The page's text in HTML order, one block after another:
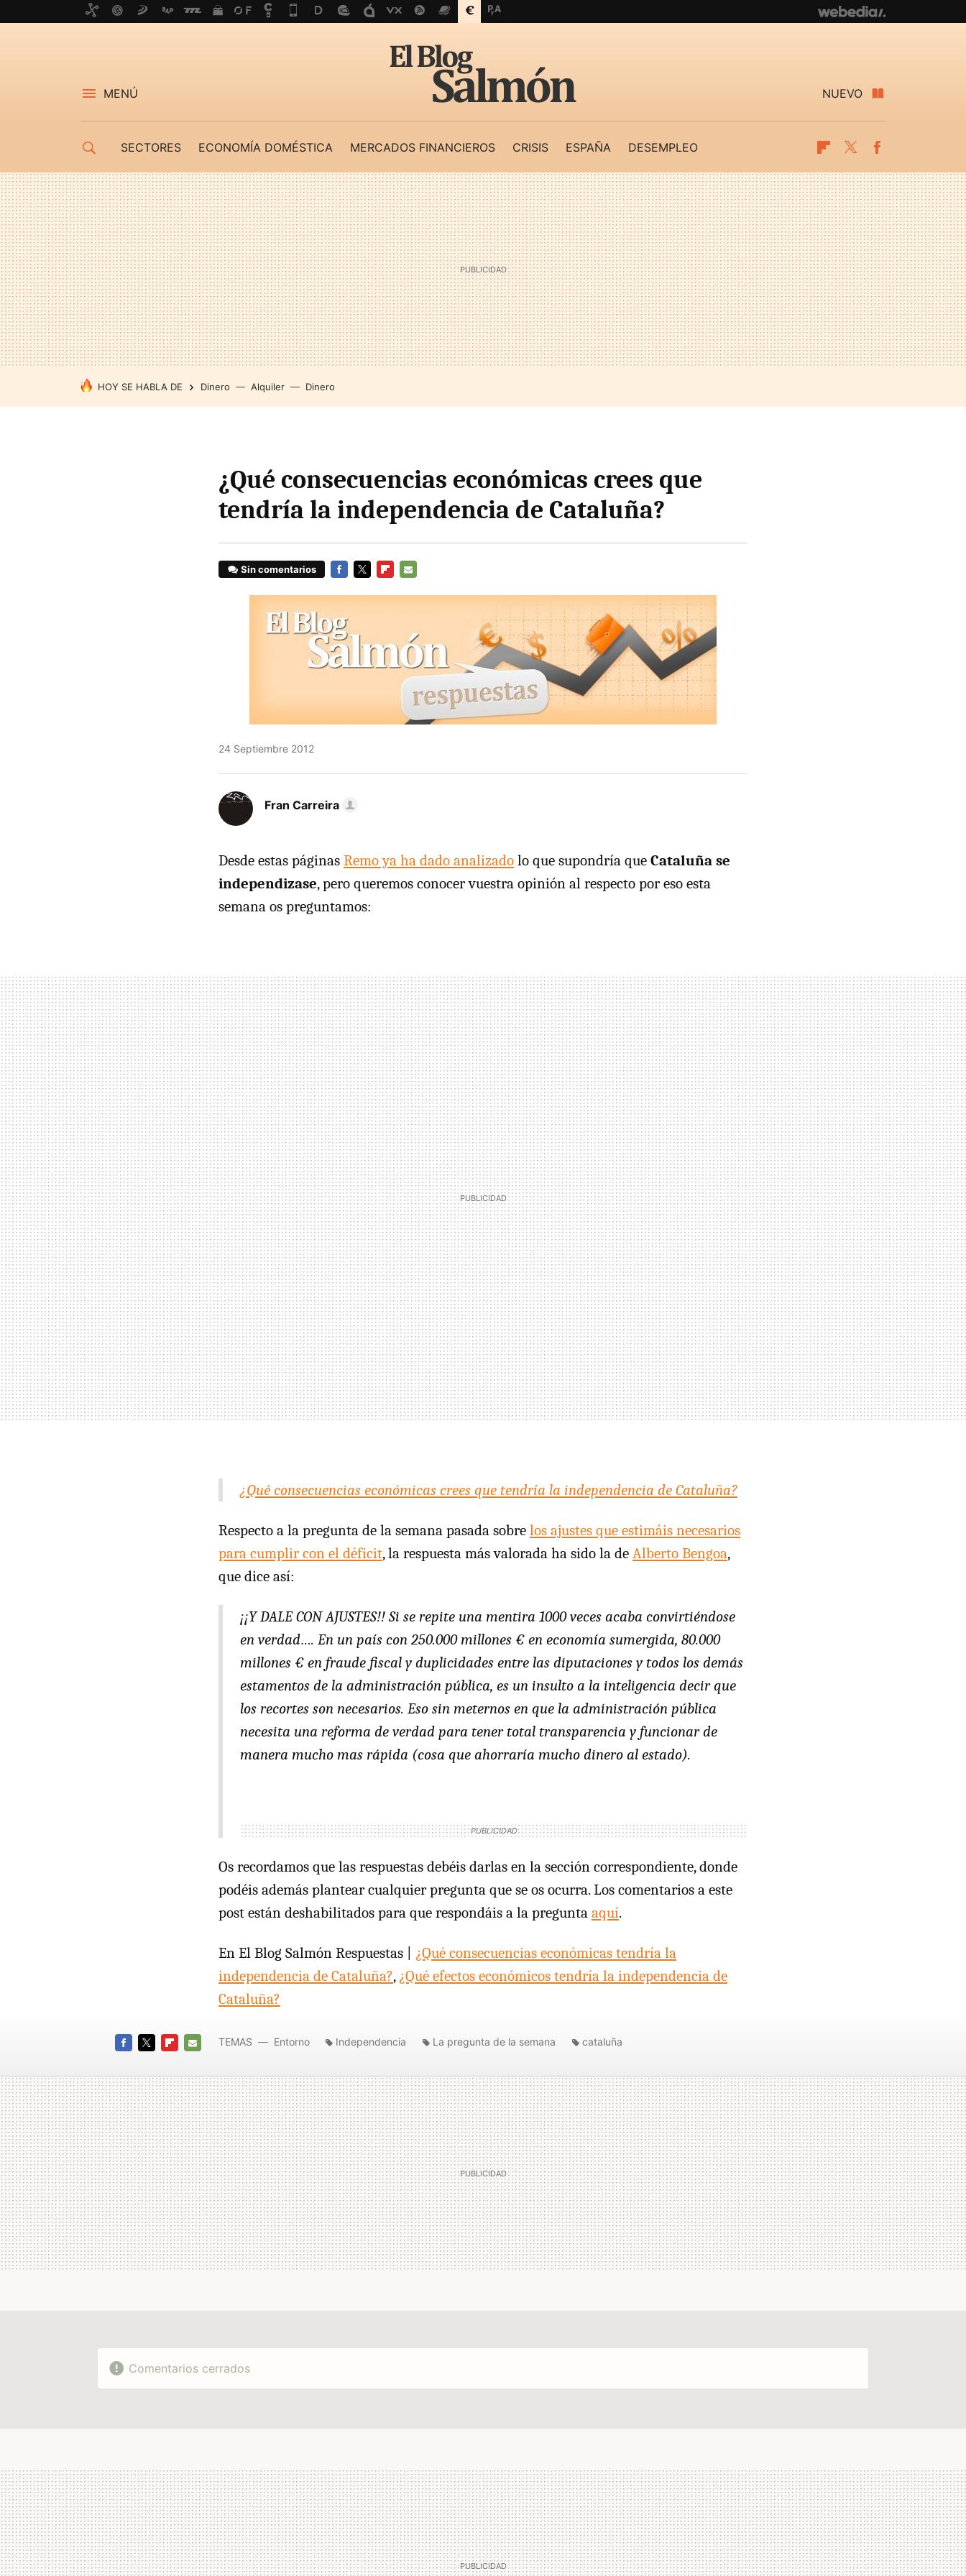
MENÚ NUEVO
SECTORES ECONOMÍA DOMÉSTICA MERCADOS FINANCIEROS CRISIS ESPAÑA DESEMPLEO Flipboard
Twitter
HOY SE HABLA DE Dinero Alquiler Dinero
¿Qué consecuencias económicas crees que
tendría la independencia de Cataluña?
Sin comentarios
24 Septiembre 2012
Fran Carreira
Desde estas páginas Remo ya ha dado analizado lo que supondría que Cataluña se
independizase, pero queremos conocer vuestra opinión al respecto por eso esta
semana os preguntamos:
¿Qué consecuencias económicas crees que tendría la independencia de Cataluña?
Respecto a la pregunta de la semana pasada sobre los ajustes que estimáis necesarios
para cumplir con el déficit, la respuesta más valorada ha sido la de Alberto Bengoa,
que dice así:
¡¡Y DALE CON AJUSTES!! Si se repite una mentira 1000 veces acaba convirtiéndose
en verdad…. En un país con 250.000 millones € en economía sumergida, 80.000
millones € en fraude fiscal y duplicidades entre las diputaciones y todos los demás
estamentos de la administración pública, es un insulto a la inteligencia decir que
los recortes son necesarios. Eso sin meternos en que la administración pública
necesita una reforma de verdad para tener total transparencia y funcionar de
manera mucho mas rápida (cosa que ahorraría mucho dinero al estado).
Os recordamos que las respuestas debéis darlas en la sección correspondiente, donde
podéis además plantear cualquier pregunta que se os ocurra. Los comentarios a este
post están deshabilitados para que respondáis a la pregunta aquí.
En El Blog Salmón Respuestas | ¿Qué consecuencias económicas tendría la
independencia de Cataluña?, ¿Qué efectos económicos tendría la independencia de
Cataluña?
MAIL
TEMAS Entorno Independencia La pregunta de la semana cataluña
Comentarios cerrados